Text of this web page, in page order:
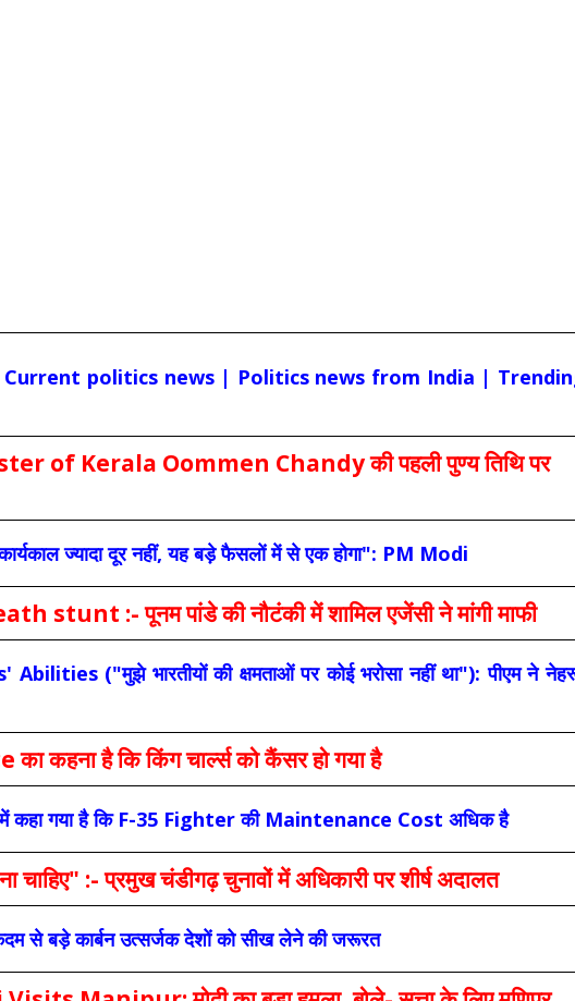
politics news | Politics news from India |
of Kerala Oommen Chandy की पहली पुण्य तिथि पर
ज्यादा दूर नहीं, यह बड़े फैसलों में से एक होगा": PM Modi
stunt :- पूनम पांडे की नौटंकी में शामिल एजेंसी ने मांगी माफी
("मुझे भारतीयों की क्षमताओं पर कोई भरोसा नहीं था"): पीएम ने
कहना है कि किंग चार्ल्स को कैंसर हो गया है
में कहा गया है कि F-35 Fighter की Maintenance Cost अधिक है
चाहिए" :- प्रमुख चंडीगढ़ चुनावों में अधिकारी पर शीर्ष अदालत
से बड़े कार्बन उत्सर्जक देशों को सीख लेने की जरूरत